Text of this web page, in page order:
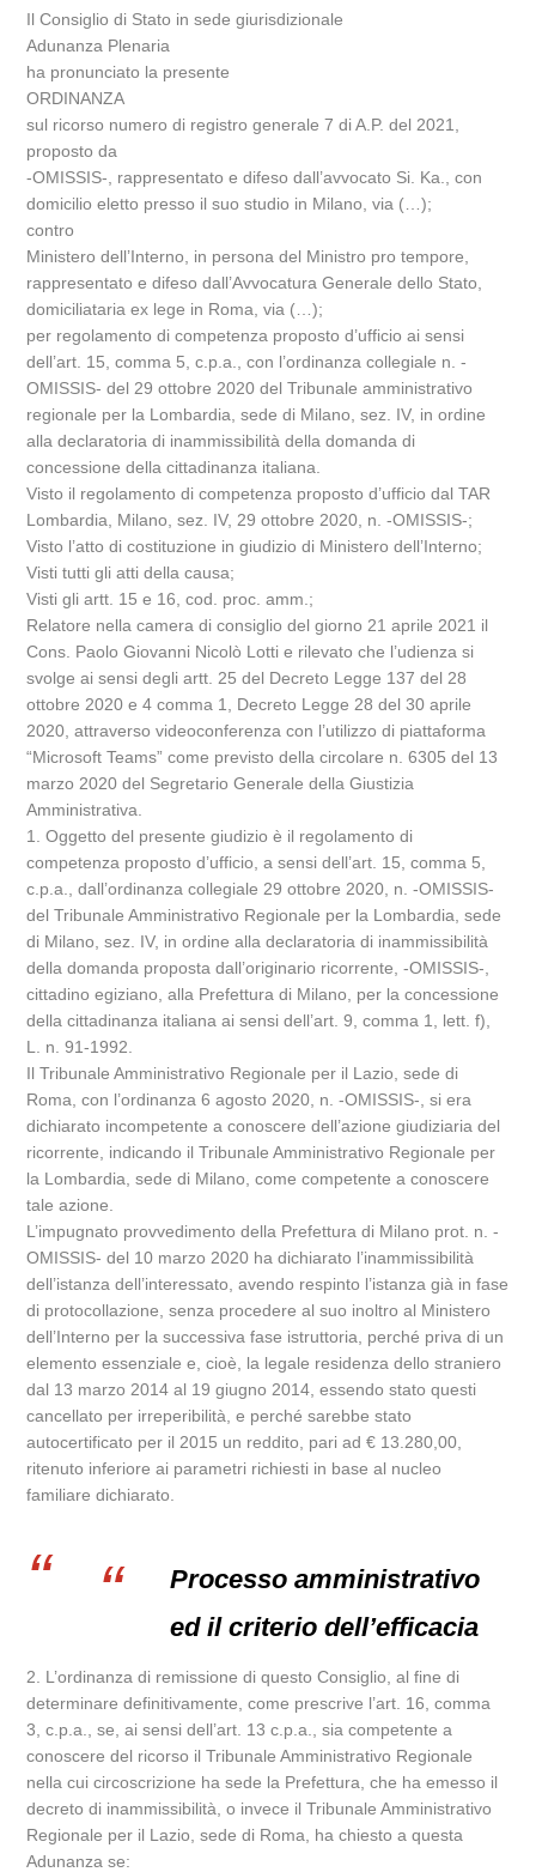
Il Consiglio di Stato in sede giurisdizionale
Adunanza Plenaria
ha pronunciato la presente
ORDINANZA
sul ricorso numero di registro generale 7 di A.P. del 2021,
proposto da
-OMISSIS-, rappresentato e difeso dall’avvocato Si. Ka., con
domicilio eletto presso il suo studio in Milano, via (…);
contro
Ministero dell’Interno, in persona del Ministro pro tempore,
rappresentato e difeso dall’Avvocatura Generale dello Stato,
domiciliataria ex lege in Roma, via (…);
per regolamento di competenza proposto d’ufficio ai sensi
dell’art. 15, comma 5, c.p.a., con l’ordinanza collegiale n. -
OMISSIS- del 29 ottobre 2020 del Tribunale amministrativo
regionale per la Lombardia, sede di Milano, sez. IV, in ordine
alla declaratoria di inammissibilità della domanda di
concessione della cittadinanza italiana.
Visto il regolamento di competenza proposto d’ufficio dal TAR
Lombardia, Milano, sez. IV, 29 ottobre 2020, n. -OMISSIS-;
Visto l’atto di costituzione in giudizio di Ministero dell’Interno;
Visti tutti gli atti della causa;
Visti gli artt. 15 e 16, cod. proc. amm.;
Relatore nella camera di consiglio del giorno 21 aprile 2021 il
Cons. Paolo Giovanni Nicolò Lotti e rilevato che l’udienza si
svolge ai sensi degli artt. 25 del Decreto Legge 137 del 28
ottobre 2020 e 4 comma 1, Decreto Legge 28 del 30 aprile
2020, attraverso videoconferenza con l’utilizzo di piattaforma
“Microsoft Teams” come previsto della circolare n. 6305 del 13
marzo 2020 del Segretario Generale della Giustizia
Amministrativa.
1. Oggetto del presente giudizio è il regolamento di
competenza proposto d’ufficio, a sensi dell’art. 15, comma 5,
c.p.a., dall’ordinanza collegiale 29 ottobre 2020, n. -OMISSIS-
del Tribunale Amministrativo Regionale per la Lombardia, sede
di Milano, sez. IV, in ordine alla declaratoria di inammissibilità
della domanda proposta dall’originario ricorrente, -OMISSIS-,
cittadino egiziano, alla Prefettura di Milano, per la concessione
della cittadinanza italiana ai sensi dell’art. 9, comma 1, lett. f),
L. n. 91-1992.
Il Tribunale Amministrativo Regionale per il Lazio, sede di
Roma, con l’ordinanza 6 agosto 2020, n. -OMISSIS-, si era
dichiarato incompetente a conoscere dell’azione giudiziaria del
ricorrente, indicando il Tribunale Amministrativo Regionale per
la Lombardia, sede di Milano, come competente a conoscere
tale azione.
L’impugnato provvedimento della Prefettura di Milano prot. n. -
OMISSIS- del 10 marzo 2020 ha dichiarato l’inammissibilità
dell’istanza dell’interessato, avendo respinto l’istanza già in fase
di protocollazione, senza procedere al suo inoltro al Ministero
dell’Interno per la successiva fase istruttoria, perché priva di un
elemento essenziale e, cioè, la legale residenza dello straniero
dal 13 marzo 2014 al 19 giugno 2014, essendo stato questi
cancellato per irreperibilità, e perché sarebbe stato
autocertificato per il 2015 un reddito, pari ad € 13.280,00,
ritenuto inferiore ai parametri richiesti in base al nucleo
familiare dichiarato.
Processo amministrativo
ed il criterio dell’efficacia
2. L’ordinanza di remissione di questo Consiglio, al fine di
determinare definitivamente, come prescrive l’art. 16, comma
3, c.p.a., se, ai sensi dell’art. 13 c.p.a., sia competente a
conoscere del ricorso il Tribunale Amministrativo Regionale
nella cui circoscrizione ha sede la Prefettura, che ha emesso il
decreto di inammissibilità, o invece il Tribunale Amministrativo
Regionale per il Lazio, sede di Roma, ha chiesto a questa
Adunanza se: